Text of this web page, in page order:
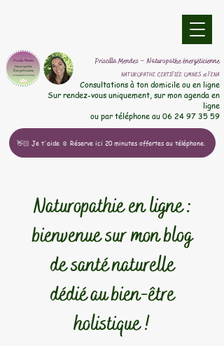
​Priscilla Mendes – Naturopathe énergéticienne
NATUROPATHE CERTIFIÉE OMNES et FENA
​Consultations à ton domicile ou en ligne
Sur rendez-vous uniquement, sur mon agenda en
ligne
ou par téléphone au 06 24 97 35 59
👋🏻 Je t'aide ☺️ Réserve ici 20 minutes offertes au téléphone.
Naturopathie en ligne :
bienvenue sur mon blog
de santé naturelle
dédié au bien-être
holistique !